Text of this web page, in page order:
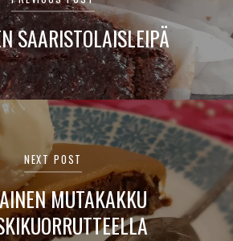
SAARISTOLAISLEIPÄ
NEXT POST
MUTAKAKKU